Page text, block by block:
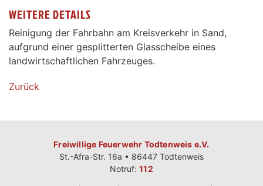
WEITERE DETAILS
Reinigung der Fahrbahn am Kreisverkehr in Sand,
aufgrund einer gesplitterten Glasscheibe eines
landwirtschaftlichen Fahrzeuges.
Zurück
Freiwillige Feuerwehr Todtenweis e.V.
St.-Afra-Str. 16a • 86447 Todtenweis
Notruf:112